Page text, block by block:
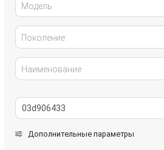
Kia
Land Rover
Mazda
Модель
Поколение
Наименование
Дополнительные параметры